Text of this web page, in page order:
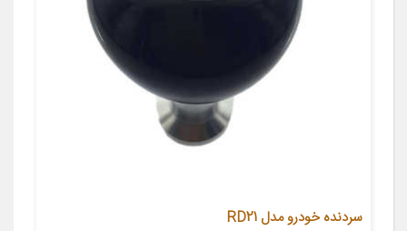
سردنده خودرو مدل RD21